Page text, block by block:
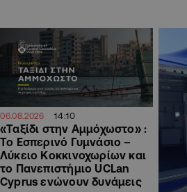
06.08.2026 14:10
«Ταξίδι στην Αμμόχωστο» :
Το Εσπερινό Γυμνάσιο –
Λύκειο Κοκκινοχωρίων και
το Πανεπιστήμιο UCLan
Cyprus ενώνουν δυνάμεις